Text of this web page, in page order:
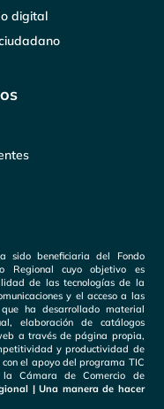
digital
sido beneficiaria del Fondo
Regional cuyo objetivo es
de las tecnologías de la
y el acceso a las
ha desarrollado material
elaboración de catálogos
a través de página propia,
y productividad de
el apoyo del programa TIC
la Cámara de Comercio de
| Una manera de hacer